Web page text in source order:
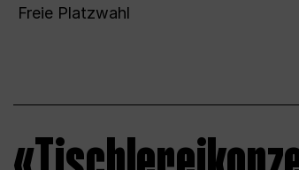
Freie Platzwahl